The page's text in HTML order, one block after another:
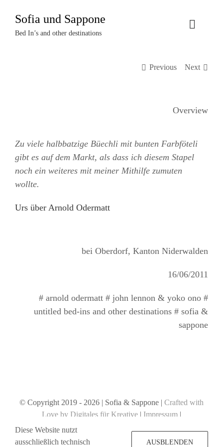
Inhalt
springen
Sofia und Sappone
Bed In’s and other destinations
Toggle
Termine
Login
Previous Next
Overview
Zu viele halbbatzige Büechli mit bunten Farbföteli
gibt es auf dem Markt, als dass ich diesem Stapel
noch ein weiteres mit meiner Mithilfe zumuten
wollte.
Urs über Arnold Odermatt
bei Oberdorf, Kanton Niderwalden
16/06/2011
# arnold odermatt # john lennon & yoko ono #
untitled bed-ins and other destinations # sofia &
sappone
© Copyright 2019 - 2026 | Sofia & Sappone | Crafted with
Love by Digitales für Kreative | Impressum |
Diese Website nutzt
ausschließlich technisch
AUSBLENDEN